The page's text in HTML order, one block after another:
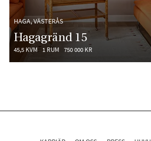
HAGA, VÄSTERÅS
Hagagränd 15
45,5 KVM 1 RUM 750 000 KR